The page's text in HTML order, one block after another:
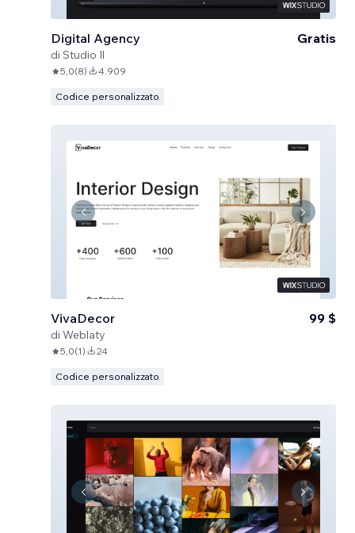
Digital Agency
di Studio Il
Gratis
5,0(8) 4.909
Codice personalizzato
VivaDecor
di Weblaty
99 $
5,0(1) 24
Codice personalizzato